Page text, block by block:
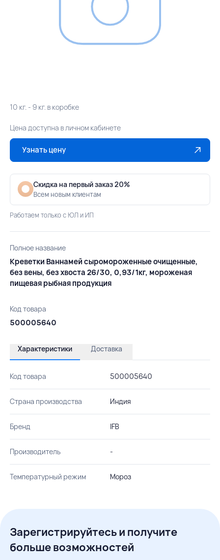
10 кг. - 9 кг. в коробке
Цена доступна в личном кабинете
Узнать цену
Скидка на первый заказ 20%
Всем новым клиентам
Работаем только с ЮЛ и ИП
Полное название
Креветки Ваннамей сыромороженные очищенные,
без вены, без хвоста 26/30, 0,93/1кг, мороженая
пищевая рыбная продукция
Код товара
500005640
Характеристики Доставка
Код товара 500005640
Страна производства Индия
Бренд IFB
Производитель -
Температурный режим Мороз
Зарегистрируйтесь и получите
больше возможностей